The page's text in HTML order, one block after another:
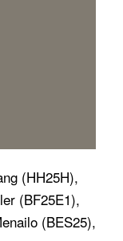
(HH25H),
(BF25E1),
(BES25),